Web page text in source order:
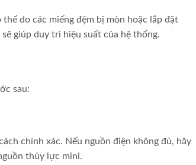
do các miếng đệm bị mòn hoặc lắp đặt
giúp duy trì hiệu suất của hệ thống.
sau:
chính xác. Nếu nguồn điện không đủ, hãy
thủy lực mini.